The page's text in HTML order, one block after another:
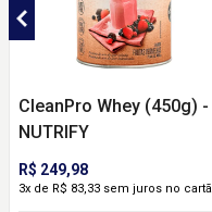
CleanPro Whey (450g) -
NUTRIFY
R$ 249,98
3x de R$ 83,33 sem juros no